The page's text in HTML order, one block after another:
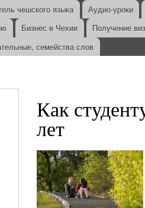
чешского языка
Аудио-уроки
Бизнес в Чехии
Получение
семейства слов
Как
лет